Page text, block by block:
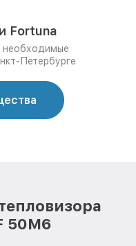
Fortuna
необходимые
Петербурге
50M6